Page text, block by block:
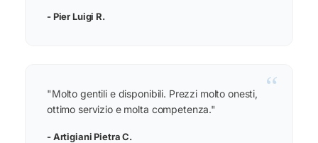
- Pier Luigi R.
“
"Molto gentili e disponibili. Prezzi molto onesti,
ottimo servizio e molta competenza."
- Artigiani Pietra C.